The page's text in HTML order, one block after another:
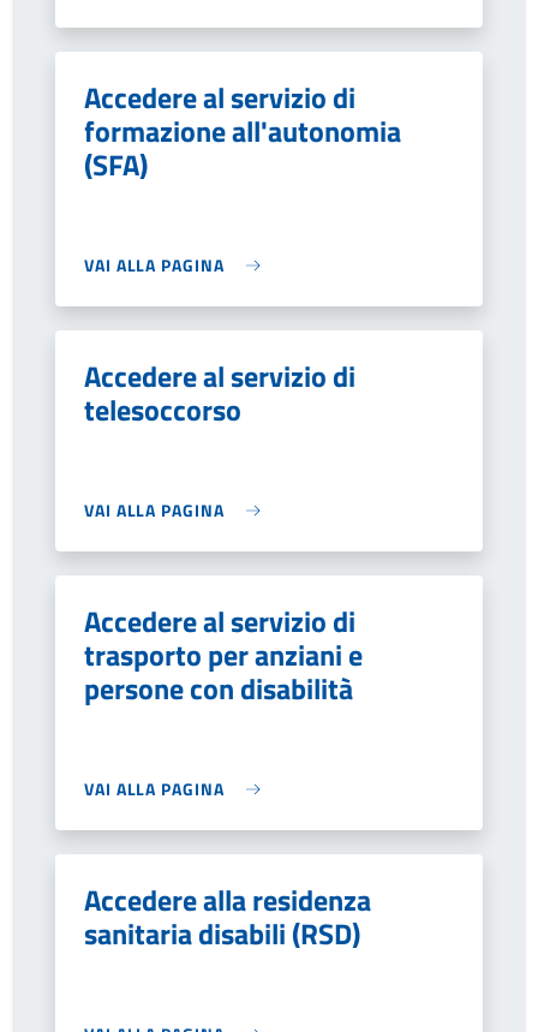
Accedere al servizio di
formazione all'autonomia
(SFA)
VAI ALLA PAGINA
Accedere al servizio di
telesoccorso
VAI ALLA PAGINA
Accedere al servizio di
trasporto per anziani e
persone con disabilità
VAI ALLA PAGINA
Accedere alla residenza
sanitaria disabili (RSD)